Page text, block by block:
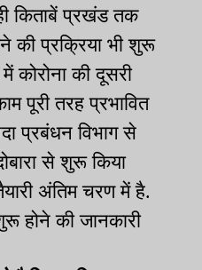
किताबें प्रखंड तक
की प्रक्रिया भी शुरू
कोरोना की दूसरी
पूरी तरह प्रभावित
प्रबंधन विभाग से
से शुरू किया
अंतिम चरण में है.
होने की जानकारी